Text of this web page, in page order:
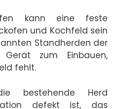
kann eine feste
und Kochfeld sein
Standherden der
zum Einbauen,
fehlt.
bestehende Herd
defekt ist, das